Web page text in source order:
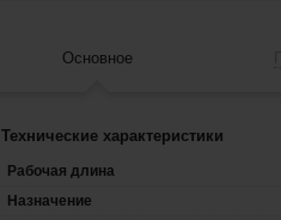
Основное
Технические характеристики
Рабочая длина
Назначение